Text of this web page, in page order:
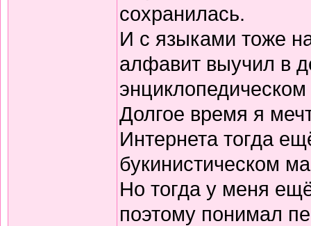
сохранилась.
И с языками тоже
алфавит выучил в
Долгое время я
Интернета тогда
букинистическом
Но тогда у меня
поэтому понимал